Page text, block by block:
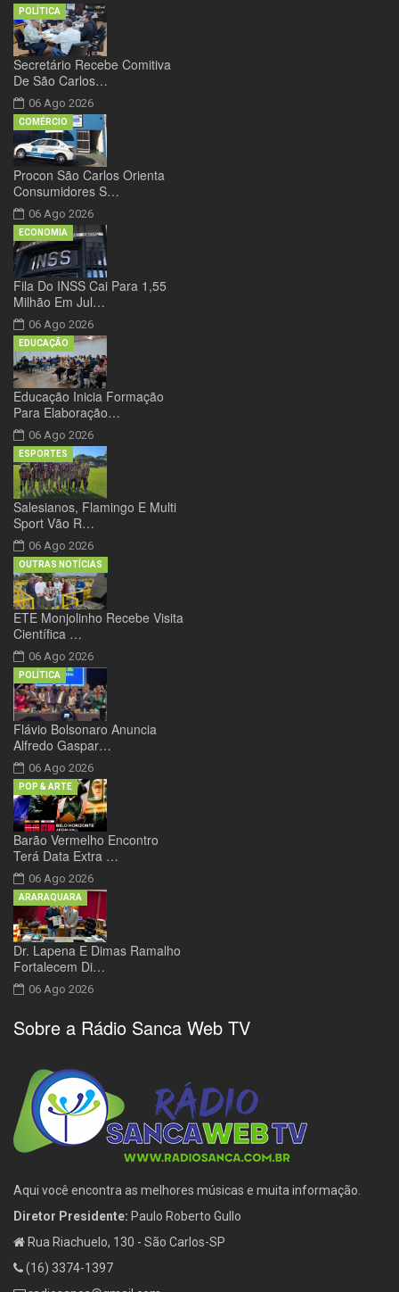
Secretário Recebe Comitiva
De São Carlos…
06 Ago 2026
POLÍTICA
Procon São Carlos Orienta
Consumidores S…
06 Ago 2026
COMÉRCIO
Fila Do INSS Cai Para 1,55
Milhão Em Jul…
06 Ago 2026
ECONOMIA
Educação Inicia Formação
Para Elaboração…
06 Ago 2026
EDUCAÇÃO
Salesianos, Flamingo E Multi
Sport Vão R…
06 Ago 2026
ESPORTES
ETE Monjolinho Recebe Visita
Científica …
06 Ago 2026
OUTRAS NOTÍCIAS
Flávio Bolsonaro Anuncia
Alfredo Gaspar…
06 Ago 2026
POLÍTICA
Barão Vermelho Encontro
Terá Data Extra …
06 Ago 2026
POP & ARTE
Dr. Lapena E Dimas Ramalho
Fortalecem Di…
06 Ago 2026
ARARAQUARA
Sobre a Rádio Sanca Web TV
Aqui você encontra as melhores músicas e muita informação.
Diretor Presidente: Paulo Roberto Gullo
Rua Riachuelo, 130 - São Carlos-SP
(16) 3374-1397